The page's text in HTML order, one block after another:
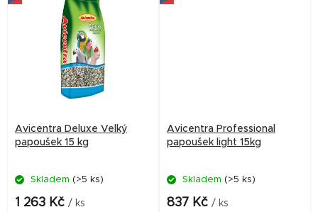
Avicentra Deluxe Velký
papoušek 15 kg
Skladem (>5 ks)
1 263 Kč / ks
Avicentra Professional
papoušek light 15kg
Skladem (>5 ks)
837 Kč / ks